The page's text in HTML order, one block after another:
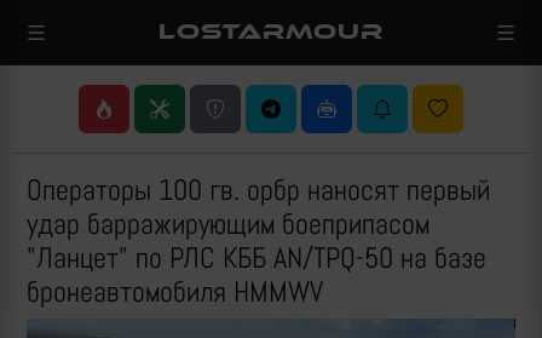
LOSTARMOUR
Операторы 100 гв. орбр наносят первый
удар барражирующим боеприпасом
"Ланцет" по РЛС КББ AN/TPQ-50 на базе
бронеавтомобиля HMMWV